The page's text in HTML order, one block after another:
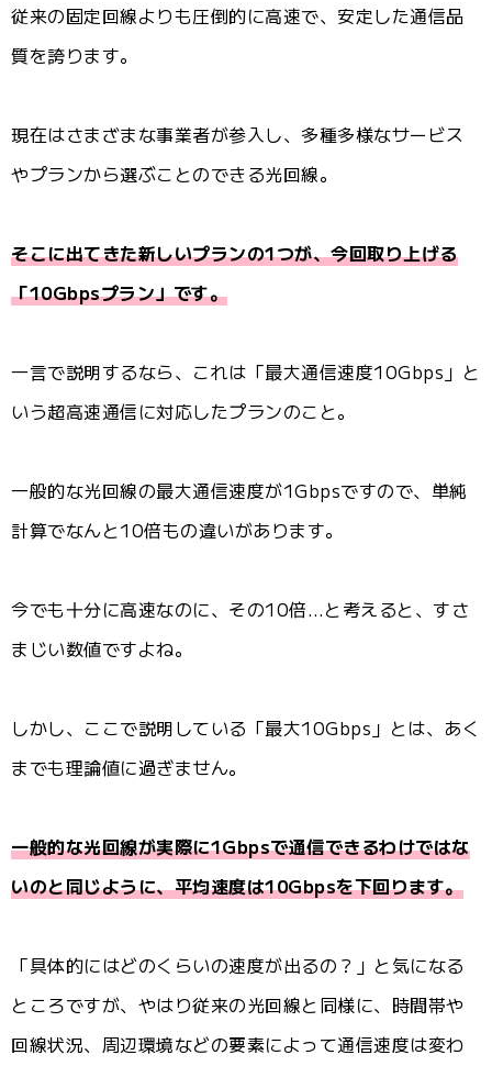
従来の固定回線よりも圧倒的に高速で、安定した通信品
質を誇ります。
現在はさまざまな事業者が参入し、多種多様なサービス
やプランから選ぶことのできる光回線。
そこに出てきた新しいプランの1つが、今回取り上げる
「10Gbpsプラン」です。
一言で説明するなら、これは「最大通信速度10Gbps」と
いう超高速通信に対応したプランのこと。
一般的な光回線の最大通信速度が1Gbpsですので、単純
計算でなんと10倍もの違いがあります。
今でも十分に高速なのに、その10倍…と考えると、すさ
まじい数値ですよね。
しかし、ここで説明している「最大10Gbps」とは、あく
までも理論値に過ぎません。
一般的な光回線が実際に1Gbpsで通信できるわけではな
いのと同じように、平均速度は10Gbpsを下回ります。
「具体的にはどのくらいの速度が出るの？」と気になる
ところですが、やはり従来の光回線と同様に、時間帯や
回線状況、周辺環境などの要素によって通信速度は変わ